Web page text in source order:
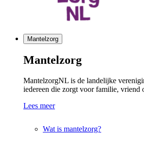
Mantelzorg
Mantelzorg
MantelzorgNL is de landelijke
iedereen die zorgt voor familie, vriend
Lees meer
Wat is mantelzorg?